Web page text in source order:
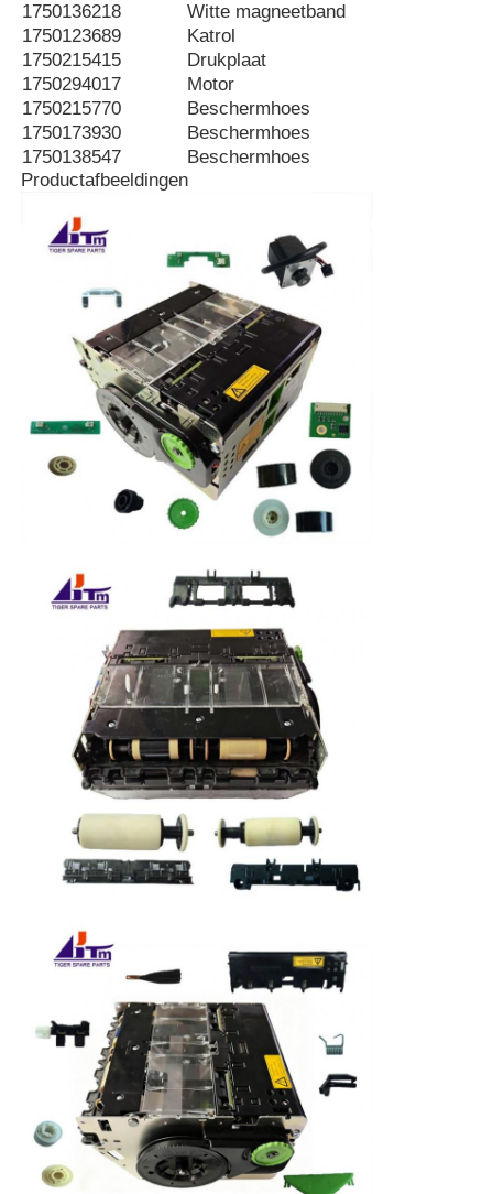
Diebold ATM-onderdelen
NCR ATM-onderdelen
Hyosung ATM onderdelen
Fujitsu ATM-onderdelen
Hitachi ATM-onderdelen
De Delen van GRG ATM
OKI ATM-onderdelen
Genmega ATM -onderdelen
Factuuracceptant
Bankbiljetten sorteren
Kaartprinter
pinautomaat
ATM-reserveonderdelen
Geldautomaat
1750136218
Witte magneetband
1750123689
Katrol
1750215415
Drukplaat
1750294017
Motor
1750215770
Beschermhoes
1750173930
Beschermhoes
1750138547
Beschermhoes
Productafbeeldingen